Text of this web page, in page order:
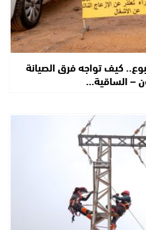
كيف تواجه فرق الصيانة
– الساقية…